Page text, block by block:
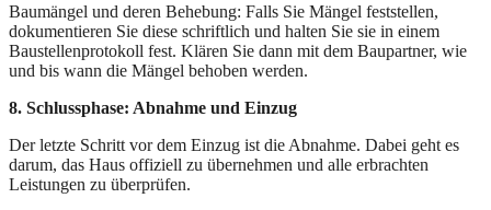
Baumängel und deren Behebung: Falls Sie Mängel feststellen,
dokumentieren Sie diese schriftlich und halten Sie sie in einem
Baustellenprotokoll fest. Klären Sie dann mit dem Baupartner, wie
und bis wann die Mängel behoben werden.
8. Schlussphase: Abnahme und Einzug
Der letzte Schritt vor dem Einzug ist die Abnahme. Dabei geht es
darum, das Haus offiziell zu übernehmen und alle erbrachten
Leistungen zu überprüfen.